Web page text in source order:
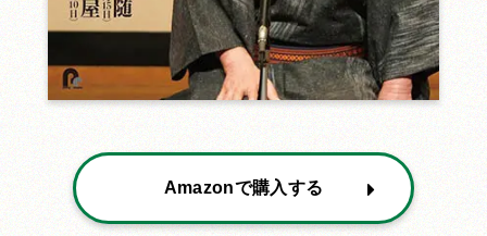
Amazonで購入する